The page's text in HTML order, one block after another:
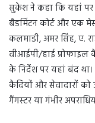
सुकेश ने कहा कि यहां
बैडमिंटन कोर्ट और एक
कलमाडी, अमर सिंह, ए.
वीआईपी/हाई प्रोफाइल
के निर्देश पर यहां बंद
कैदियों और सेवादारों
गैंगस्टर या गंभीर